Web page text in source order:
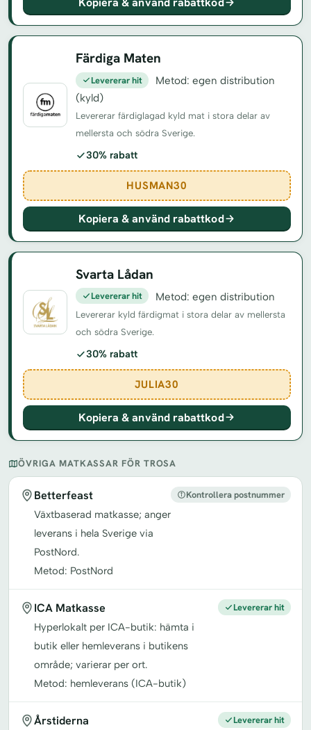
Färdiga Maten
Levererar hit
Metod: egen distribution
(kyld)
Levererar färdiglagad kyld mat i stora delar av
mellersta och södra Sverige.
30% rabatt
HUSMAN30
Kopiera & använd rabattkod
Svarta Lådan
Levererar hit Metod: egen distribution
Levererar kyld färdigmat i stora delar av mellersta
och södra Sverige.
30% rabatt
JULIA30
Kopiera & använd rabattkod
ÖVRIGA MATKASSAR FÖR TROSA
Betterfeast
Växtbaserad matkasse; anger
leverans i hela Sverige via
PostNord.
Metod: PostNord
Kontrollera postnummer
ICA Matkasse
Hyperlokalt per ICA-butik: hämta i
butik eller hemleverans i butikens
område; varierar per ort.
Metod: hemleverans (ICA-butik)
Levererar hit
Årstiderna Levererar hit